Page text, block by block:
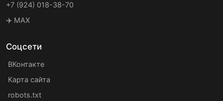
+7 (924) 018-38-70
✈️ MAX
Соцсети
ВКонтакте
Карта сайта
robots.txt